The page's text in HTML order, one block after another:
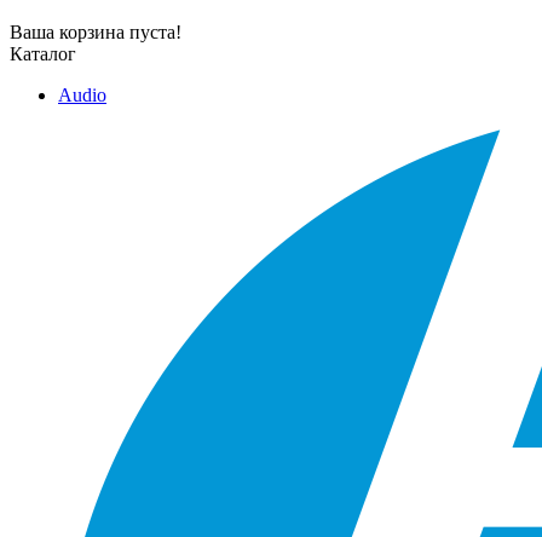
Ваша корзина пуста!
Каталог
Audio